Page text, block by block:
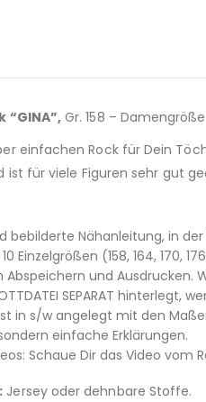
“GINA”, Gr. 158 –
einfachen Rock für Dein
ist für viele Figuren sehr gut
bebilderte Nähanleitung, in
Einzelgrößen (158, 164, 170,
Abspeichern und
SEPARAT
in s/w angelegt mit den
einfache Erklärungen.
Schaue Dir das Video vom
Jersey oder dehnbare Stoffe.